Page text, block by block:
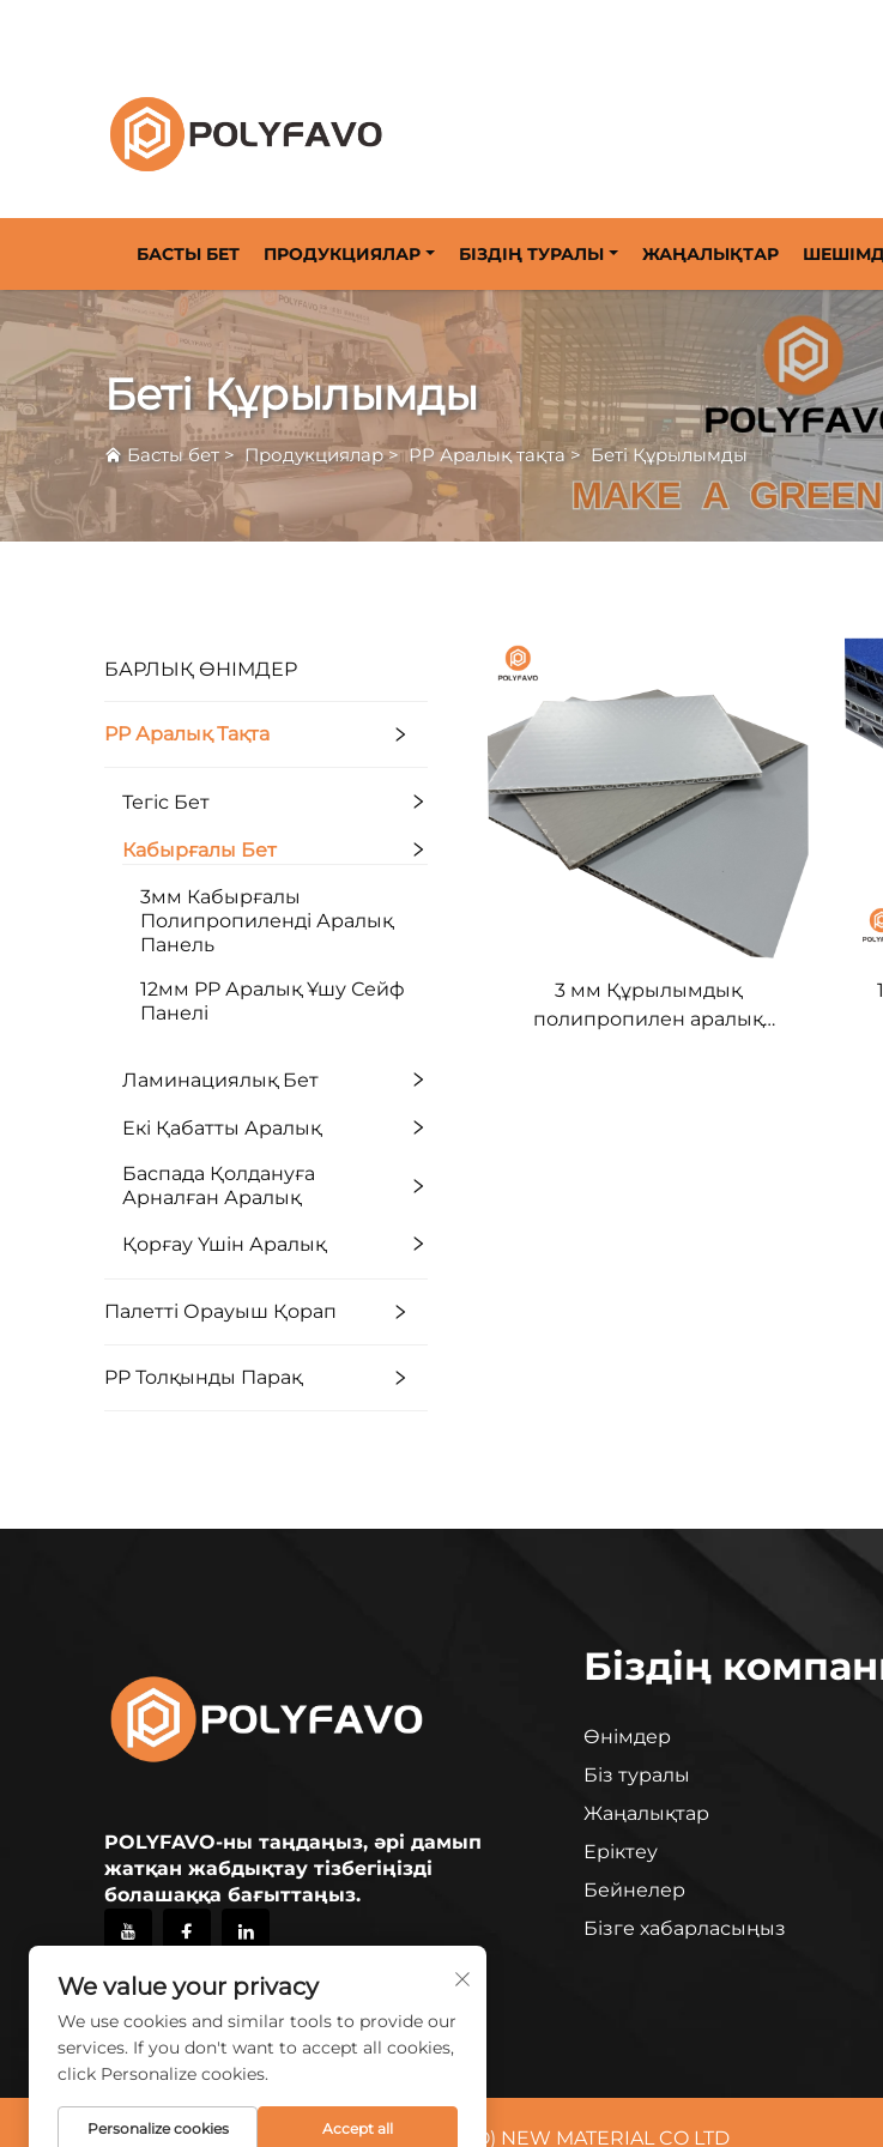
БАСТЫ БЕТ ПРОДУКЦИЯЛАР БІЗДІҢ ТУРАЛЫ ЖАҢАЛЫҚТАР
Беті Құрылымды
Басты бет> Продукциялар>PP Аралық тақта>Беті Құрылымды
БАРЛЫҚ ӨНІМДЕР
PP Аралық Тақта
Тегіс Бет
Кабырғалы Бет
3мм Кабырғалы
Полипропиленді Аралық
Панель
12мм PP Аралық Ұшу Сейф
Панелі
Ламинациялық Бет
Екі Қабатты Аралық
Баспада Қолдануға
Арналған Аралық
Қорғау Үшін Аралық
Палетті Орауыш Қорап
PP Толқынды Парақ
3 мм Құрылымдық
полипропилен аралық
POLYFAVO-ны таңдаңыз, әрі дамып
жатқан жабдықтау тізбегіңізді
болашаққа бағыттаңыз.
Біздің
Өнімдер
Біз туралы
Жаңалықтар
Еріктеу
Бейнелер
Бізге хабарласыңыз
© 2026 China ZHONGCHENG (QINGDAO) NEW MATERIAL CO LTD
We value your privacy
We use cookies and similar tools to provide our
services. If you don't want to accept all cookies,
click Personalize cookies.
Personalize cookies Accept all